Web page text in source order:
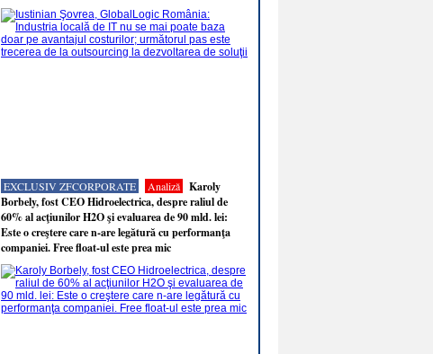
EXCLUSIV ZFCORPORATE Analiză
Karoly
Borbely, fost CEO Hidroelectrica, despre raliul de
60% al acţiunilor H2O şi evaluarea de 90 mld. lei:
Este o creştere care n-are legătură cu performanţa
companiei. Free float-ul este prea mic